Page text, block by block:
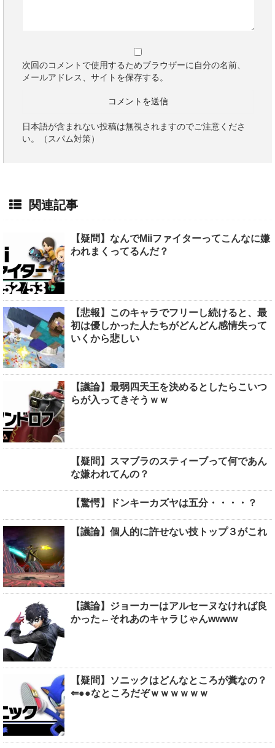
次回のコメントで使用するためブラウザーに自分の名前、
メールアドレス、サイトを保存する。
日本語が含まれない投稿は無視されますのでご注意くださ
い。（スパム対策）
関連記事
【疑問】なんでMiiファイターってこんなに嫌
われまくってるんだ？
【悲報】このキャラでフリーし続けると、最
初は優しかった人たちがどんどん感情失って
いくから悲しい
【議論】最弱四天王を決めるとしたらこいつ
らが入ってきそうｗｗ
【疑問】スマブラのスティーブって何であん
な嫌われてんの？
【驚愕】ドンキーカズヤは五分・・・・？
【議論】個人的に許せない技トップ３がこれ
【議論】ジョーカーはアルセーヌなければ良
かった←それあのキャラじゃんwwww
【疑問】ソニックはどんなところが糞なの？
⇐●●なところだぞｗｗｗｗｗｗ